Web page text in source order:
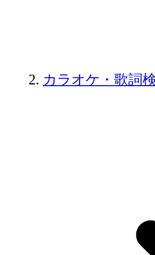
カラオケ・歌詞